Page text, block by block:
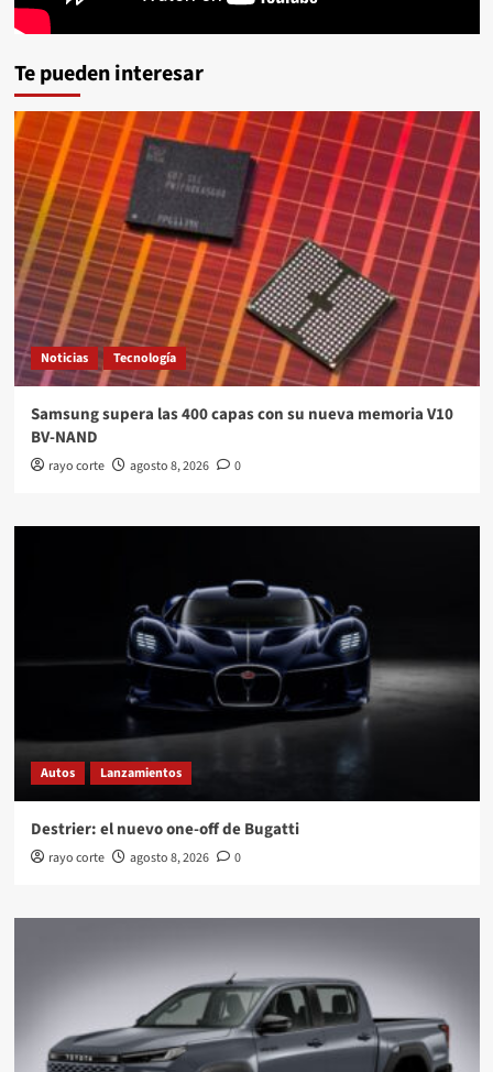
Te pueden interesar
Noticias Tecnología
Samsung supera las 400 capas con su nueva memoria V10
BV-NAND
rayo corte agosto 8, 2026 0
Autos Lanzamientos
Destrier: el nuevo one-off de Bugatti
rayo corte agosto 8, 2026 0